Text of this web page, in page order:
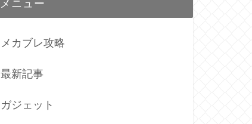
メニュー
メカブレ攻略
最新記事
ガジェット